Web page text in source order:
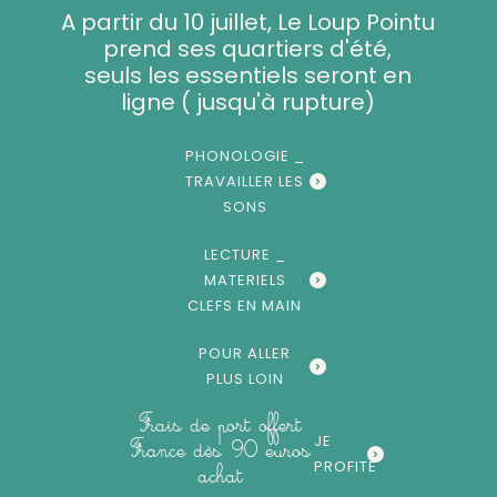
A partir du 10 juillet, Le Loup Pointu
prend ses quartiers d'été,
seuls les essentiels seront en
ligne ( jusqu'à rupture)
PHONOLOGIE _
TRAVAILLER LES
SONS
LECTURE _
MATERIELS
CLEFS EN MAIN
POUR ALLER
PLUS LOIN
Frais de port offert
France dès 90 euros
achat
JE
PROFITE